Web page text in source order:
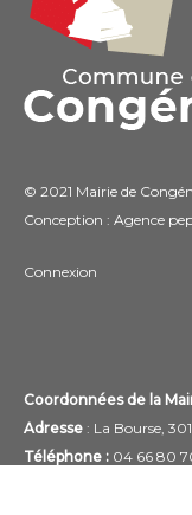
© 2021 Mairie de
Conception : Agence
Connexion
Coordonnées de la
Adresse : La Bourse,
Téléphone : 04 66 80